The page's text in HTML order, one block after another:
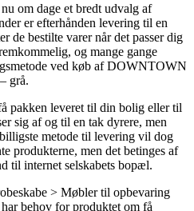
om dage et bredt udvalg af
er efterhånden levering til en
de bestilte varer når det passer dig
og mange gange
ved køb af DOWNTOWN
grå.
pakken leveret til din bolig eller til
sig af og til en tak dyrere, men
metode til levering vil dog
produkterne, men det betinges af
til internet selskabets bopæl.
> Møbler til opbevaring
behov for produktet om få